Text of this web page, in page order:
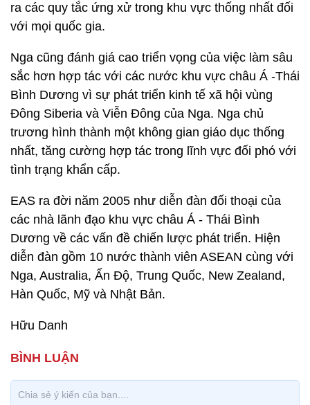
ra các quy tắc ứng xử trong khu vực thống nhất đối
với mọi quốc gia.
Nga cũng đánh giá cao triển vọng của việc làm sâu
sắc hơn hợp tác với các nước khu vực châu Á -Thái
Bình Dương vì sự phát triển kinh tế xã hội vùng
Đông Siberia và Viễn Đông của Nga. Nga chủ
trương hình thành một không gian giáo dục thống
nhất, tăng cường hợp tác trong lĩnh vực đối phó với
tình trạng khẩn cấp.
EAS ra đời năm 2005 như diễn đàn đối thoại của
các nhà lãnh đạo khu vực châu Á - Thái Bình
Dương về các vấn đề chiến lược phát triển. Hiện
diễn đàn gồm 10 nước thành viên ASEAN cùng với
Nga, Australia, Ấn Độ, Trung Quốc, New Zealand,
Hàn Quốc, Mỹ và Nhật Bản.
Hữu Danh